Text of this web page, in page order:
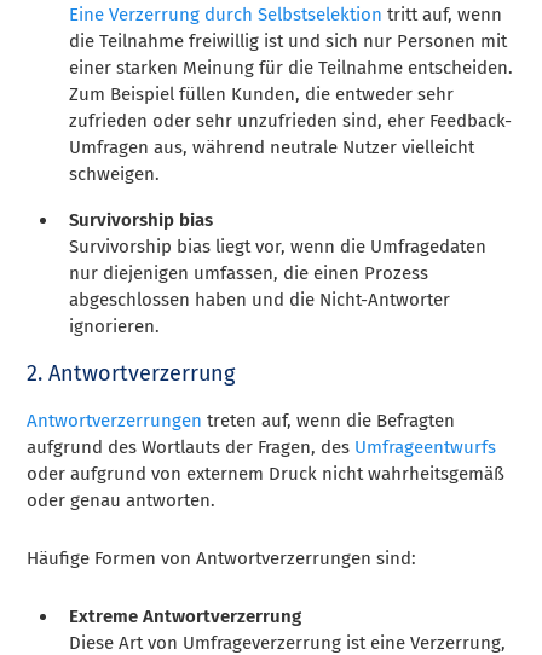
Eine Verzerrung durch Selbstselektion tritt auf, wenn
die Teilnahme freiwillig ist und sich nur Personen mit
einer starken Meinung für die Teilnahme entscheiden.
Zum Beispiel füllen Kunden, die entweder sehr
zufrieden oder sehr unzufrieden sind, eher Feedback-
Umfragen aus, während neutrale Nutzer vielleicht
schweigen.
Survivorship bias
Survivorship bias liegt vor, wenn die Umfragedaten
nur diejenigen umfassen, die einen Prozess
abgeschlossen haben und die Nicht-Antworter
ignorieren.
2. Antwortverzerrung
Antwortverzerrungen treten auf, wenn die Befragten
aufgrund des Wortlauts der Fragen, des Umfrageentwurfs
oder aufgrund von externem Druck nicht wahrheitsgemäß
oder genau antworten.
Häufige Formen von Antwortverzerrungen sind:
Extreme Antwortverzerrung
Diese Art von Umfrageverzerrung ist eine Verzerrung,